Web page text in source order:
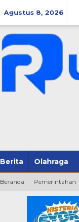
Agustus 8, 2026
Berita Olahraga
Beranda Pemerintahan